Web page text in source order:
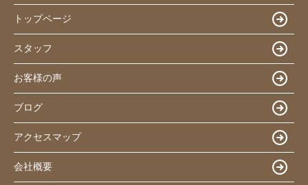
トップページ
スタッフ
お客様の声
ブログ
アクセスマップ
会社概要